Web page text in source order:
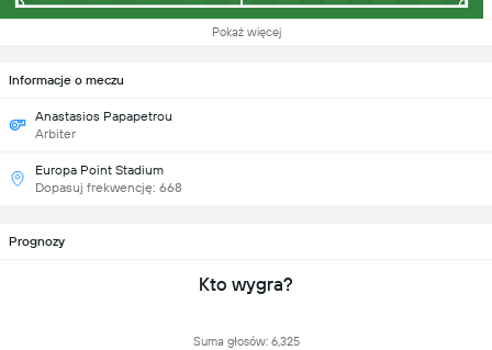
Pokaż więcej
Informacje o meczu
Anastasios Papapetrou
Arbiter
Europa Point Stadium
Dopasuj frekwencję: 668
Prognozy
Kto wygra?
Suma głosów: 6,325